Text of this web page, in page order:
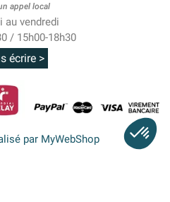
appel local
au vendredi
/ 15h00-18h30
écrire >
par MyWebShop